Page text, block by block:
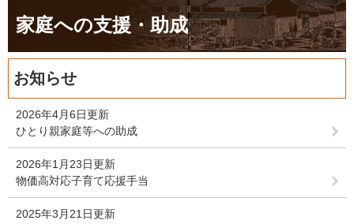
文
文家庭への支援・助成
お知らせ
2026年4月6日更新
ひとり親家庭等への助成
2026年1月23日更新
物価高対応子育て応援手当
2025年3月21日更新